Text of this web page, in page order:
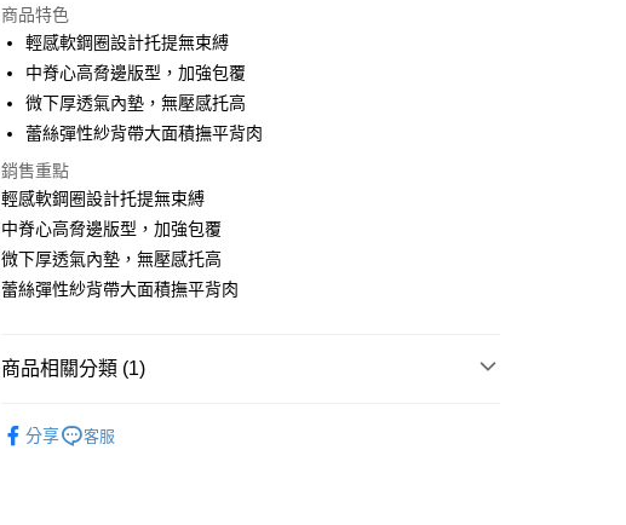
Apple Pay
ATM付款
運送方式
全家取貨付款
每筆NT$60，滿NT$999(含以上)免運費
付款後全家取貨
711取貨付款
付款後7-11取貨
商品特色
輕感軟鋼圈設計托提無束縛
中脊心高脅邊版型，加強包覆
微下厚透氣內墊，無壓感托高
蕾絲彈性紗背帶大面積撫平背肉
銷售重點
輕感軟鋼圈設計托提無束縛
中脊心高脅邊版型，加強包覆
微下厚透氣內墊，無壓感托高
蕾絲彈性紗背帶大面積撫平背肉
商品相關分類 (1)
分享
客服